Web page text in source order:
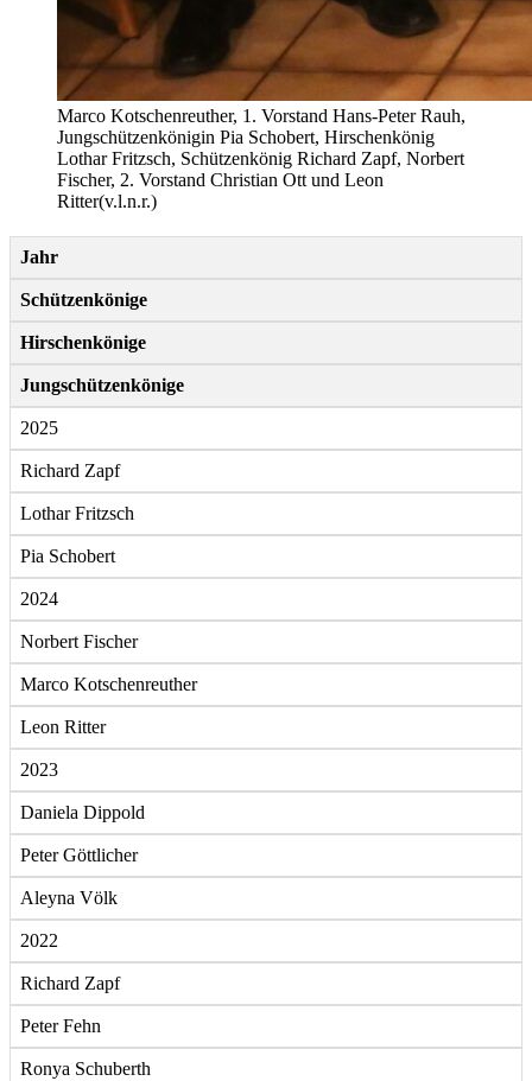
Marco Kotschenreuther, 1. Vorstand Hans-Peter Rauh,
Jungschützenkönigin Pia Schobert, Hirschenkönig
Lothar Fritzsch, Schützenkönig Richard Zapf, Norbert
Fischer, 2. Vorstand Christian Ott und Leon
Ritter(v.l.n.r.)
Jahr
Schützenkönige
Hirschenkönige
Jungschützenkönige
2025
Richard Zapf
Lothar Fritzsch
Pia Schobert
2024
Norbert Fischer
Marco Kotschenreuther
Leon Ritter
2023
Daniela Dippold
Peter Göttlicher
Aleyna Völk
2022
Richard Zapf
Peter Fehn
Ronya Schuberth